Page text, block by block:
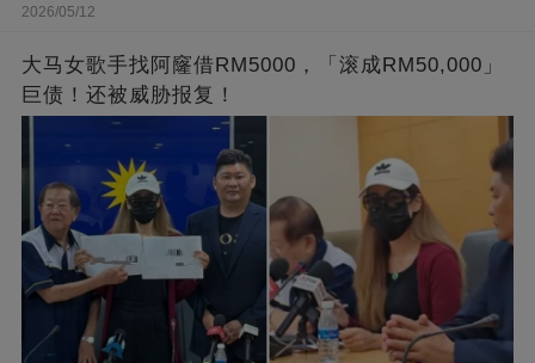
2026/05/12
大马女歌手找阿窿借RM5000，「滚成RM50,000」
巨债！还被威胁报复！